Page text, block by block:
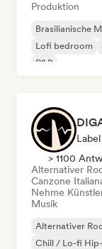
Produktion
Brasilianische
Lofi bedroom
R&B
Label
> 1100
Alternativer
Canzone
Nehme
Musik
Alternativer
Chill / Lo-fi